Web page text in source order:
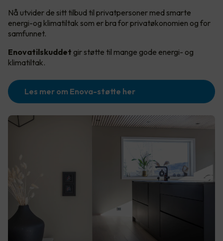
Nå utvider de sitt tilbud til privatpersoner med smarte
energi-og klimatiltak som er bra for privatøkonomien og for
samfunnet.
Enovatilskuddet gir støtte til mange gode energi- og
klimatiltak.
Les mer om Enova-støtte her